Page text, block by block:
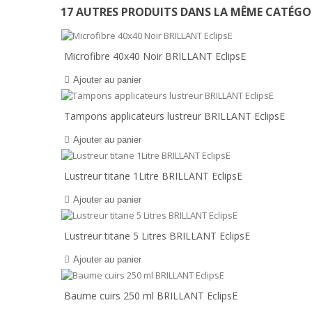
17 AUTRES PRODUITS DANS LA MÊME
Microfibre 40x40 Noir BRILLANT EclipsE
Ajouter au panier
Tampons applicateurs lustreur BRILLANT EclipsE
Ajouter au panier
Lustreur titane 1Litre BRILLANT EclipsE
Ajouter au panier
Lustreur titane 5 Litres BRILLANT EclipsE
Ajouter au panier
Baume cuirs 250 ml BRILLANT EclipsE